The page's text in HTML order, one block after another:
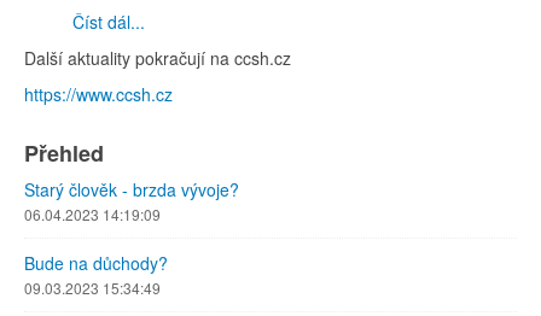
Číst dál...
Další aktuality pokračují na ccsh.cz
https://www.ccsh.cz
Přehled
Starý člověk - brzda vývoje?
06.04.2023 14:19:09
Bude na důchody?
09.03.2023 15:34:49